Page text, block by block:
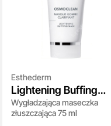
Esthederm
Lightening Buffing
Mask
Wygładzająca maseczka
złuszczająca 75 ml